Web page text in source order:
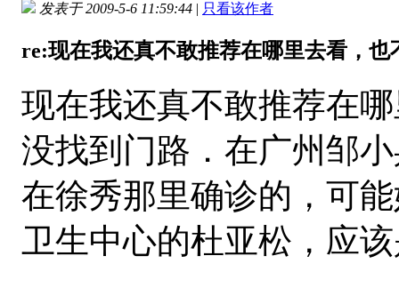
发表于 2009-5-6 11:59:44 | 只看该作者
re:现在我还真不敢推荐在哪里去看，也
现在我还真不敢推荐在
没找到门路．在广州邹
在徐秀那里确诊的，可
卫生中心的杜亚松，应